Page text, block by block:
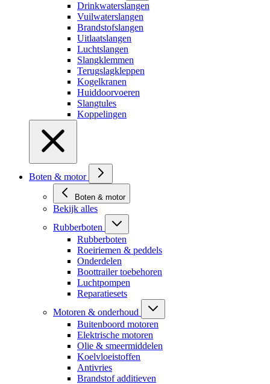
Drinkwaterslangen
Vuilwaterslangen
Brandstofslangen
Uitlaatslangen
Luchtslangen
Slangklemmen
Terugslagkleppen
Kogelkranen
Huiddoorvoeren
Slangtules
Koppelingen
Boten & motor
Boten & motor
Bekijk alles
Rubberboten
Rubberboten
Roeiriemen & peddels
Onderdelen
Boottrailer toebehoren
Luchtpompen
Reparatiesets
Motoren & onderhoud
Buitenboord motoren
Elektrische motoren
Olie & smeermiddelen
Koelvloeistoffen
Antivries
Brandstof additieven